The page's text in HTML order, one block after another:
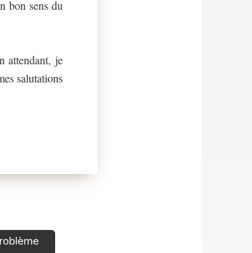
bon sens du
attendant, je
salutations